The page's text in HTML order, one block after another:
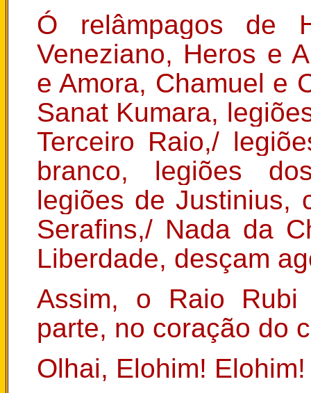
Ó relâmpagos de
Veneziano, Heros e
e Amora, Chamuel e
Sanat Kumara,
Terceiro Raio,/
branco, legiões
legiões de Justinius,
Serafins,/ Nada da
Liberdade, desçam
Assim, o Raio
parte, no coração do
Olhai, Elohim!